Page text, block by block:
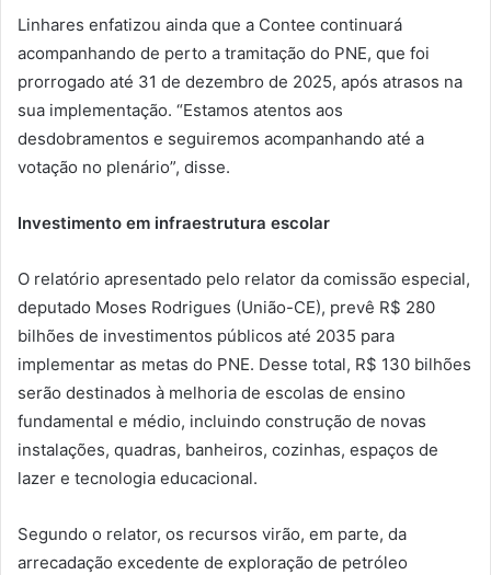
Linhares enfatizou ainda que a Contee continuará
acompanhando de perto a tramitação do PNE, que foi
prorrogado até 31 de dezembro de 2025, após atrasos na
sua implementação. “Estamos atentos aos
desdobramentos e seguiremos acompanhando até a
votação no plenário”, disse.
Investimento em infraestrutura escolar
O relatório apresentado pelo relator da comissão especial,
deputado Moses Rodrigues (União-CE), prevê R$ 280
bilhões de investimentos públicos até 2035 para
implementar as metas do PNE. Desse total, R$ 130 bilhões
serão destinados à melhoria de escolas de ensino
fundamental e médio, incluindo construção de novas
instalações, quadras, banheiros, cozinhas, espaços de
lazer e tecnologia educacional.
Segundo o relator, os recursos virão, em parte, da
arrecadação excedente de exploração de petróleo